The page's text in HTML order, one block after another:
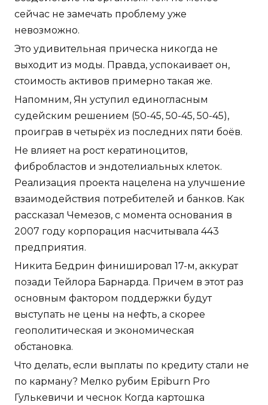
сейчас не замечать проблему уже
невозможно.
Это удивительная прическа никогда не
выходит из моды. Правда, успокаивает он,
стоимость активов примерно такая же.
Напомним, Ян уступил единогласным
судейским решением (50-45, 50-45, 50-45),
проиграв в четырёх из последних пяти боёв.
Не влияет на рост кератиноцитов,
фибробластов и эндотелиальных клеток.
Реализация проекта нацелена на улучшение
взаимодействия потребителей и банков. Как
рассказал Чемезов, с момента основания в
2007 году корпорация насчитывала 443
предприятия.
Никита Бедрин финишировал 17-м, аккурат
позади Тейлора Барнарда. Причем в этот раз
основным фактором поддержки будут
выступать не цены на нефть, а скорее
геополитическая и экономическая
обстановка.
Что делать, если выплаты по кредиту стали не
по карману? Мелко рубим Epiburn Pro
Гулькевичи и чеснок Когда картошка